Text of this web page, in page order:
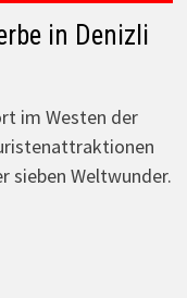
in Denizli
im Westen der
sieben Weltwunder.